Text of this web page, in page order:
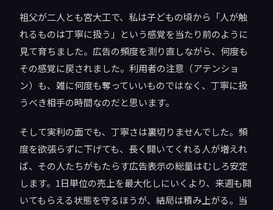
祖父が二人とも宮大工で、私は子どもの頃から「人が触
れるものは丁寧に扱う」という感覚を当たり前のように
見て育ちました。広告の頻度を測り直しながら、何度も
その感覚に戻されました。利用者の注意（アテンショ
ン）も、雑に何度も奪っていいものではなく、丁寧に扱
うべき相手の時間なのだと思います。
そして実利の面でも、丁寧さは裏切りませんでした。頻
度を欲張らずに下げても、長く開いてくれる人が増えれ
ば、その人たちがもたらす広告表示の総量はむしろ安定
します。1日単位の売上を最大化しにいくより、来週も開
いてもらえる状態を守るほうが、結局は積み上がる。当